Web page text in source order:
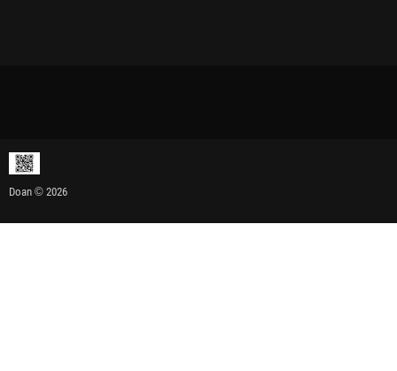
Doan © 2026